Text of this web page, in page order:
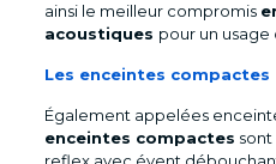
ainsi le meilleur compromis
acoustiques pour un usage
Les enceintes compactes
Également appelées
enceintes compactes